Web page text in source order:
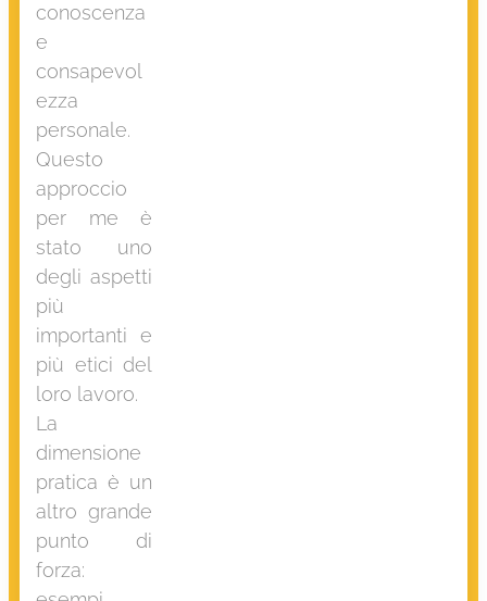
conoscenza
e
consapevol
ezza
personale.
Questo
approccio
per me è
stato uno
degli aspetti
più
importanti e
più etici del
loro lavoro.
La
dimensione
pratica è un
altro grande
punto di
forza: